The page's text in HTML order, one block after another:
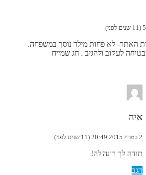
האתר- לא פחות מילד נוסך במשפחה.
לעקוב ולהגיב . חג שמייח
איה
2 במרץ 2015 20:49 (11 שנים לפני)
תודה לך רונה'לה!
הגב